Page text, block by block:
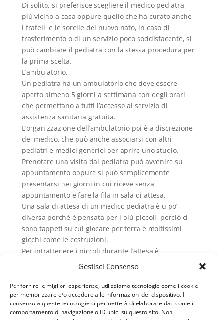
Gestisci Consenso
Per fornire le migliori esperienze, utilizziamo tecnologie come i cookie
per memorizzare e/o accedere alle informazioni del dispositivo. Il
consenso a queste tecnologie ci permetterà di elaborare dati come il
comportamento di navigazione o ID unici su questo sito. Non
Di solito, si preferisce scegliere il medico pediatra
più vicino a casa oppure quello che ha curato anche
i fratelli e le sorelle del nuovo nato, in caso di
trasferimento o di un servizio poco soddisfacente, si
può cambiare il pediatra con la stessa procedura per
la prima scelta.
L’ambulatorio.
Un pediatra ha un ambulatorio che deve essere
aperto almeno 5 giorni a settimana con degli orari
che permettano a tutti l’accesso al servizio di
assistenza sanitaria gratuita.
L’organizzazione dell’ambulatorio poi è a discrezione
del medico, che può anche associarsi con altri
pediatri e medici generici per aprire uno studio.
Prenotare una visita dal pediatra può avvenire su
appuntamento oppure si può semplicemente
presentarsi nei giorni in cui riceve senza
appuntamento e fare la fila in sala di attesa.
Una sala di attesa di un medico pediatra è u po’
diversa perché è pensata per i più piccoli, perciò ci
sono tappeti su cui giocare per terra e moltissimi
giochi come le costruzioni.
Per intrattenere i piccoli durante l’attesa è
necessario distrarli un po’ ed ecco che sono
pennarelli colorati etc. con cui fare un bel disegno
da regalare al pediatra.
A domicilio.
Ci sono alcuni casi in cui non è necessario recarsi